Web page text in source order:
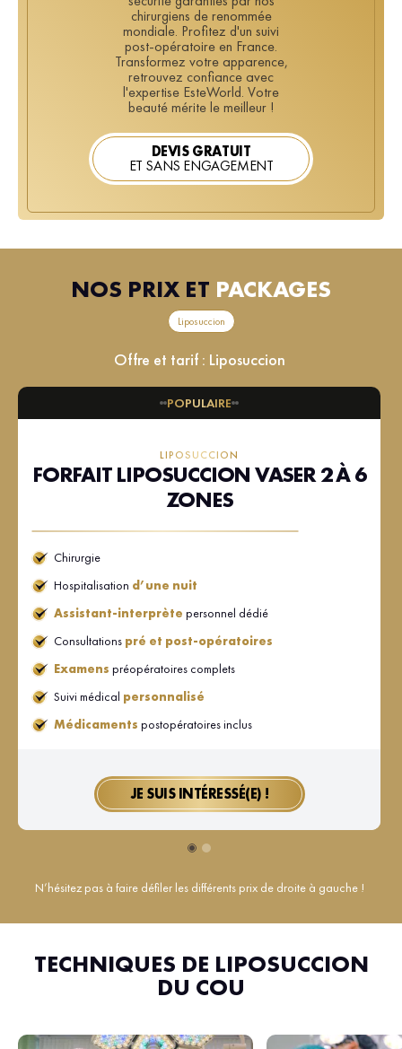
chirurgiens de renommée
mondiale. Profitez d'un suivi
post-opératoire en France.
Transformez votre apparence,
retrouvez confiance avec
l'expertise EsteWorld. Votre
beauté mérite le meilleur !
DEVIS GRATUIT
ET SANS ENGAGEMENT
NOS PRIX ET PACKAGES
Liposuccion
Offre et tarif : Liposuccion
POPULAIRE
LIPOSUCCION
FORFAIT LIPOSUCCION VASER 2 À 6
ZONES
Chirurgie
Hospitalisation d’une nuit
Assistant-interprète personnel dédié
Consultations pré et post-opératoires
Examens préopératoires complets
Suivi médical personnalisé
Médicaments postopératoires inclus
JE SUIS INTÉRESSÉ(E) !
N’hésitez pas à faire défiler les différents prix de droite à gauche !
TECHNIQUES DE LIPOSUCCION
DU COU